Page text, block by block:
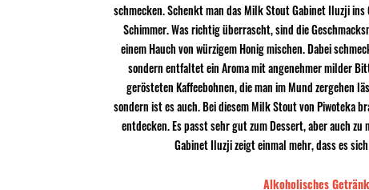
schmecken. Schenkt man das Milk Stout Gabinet Iluzji
Schimmer. Was richtig überrascht, sind die
einem Hauch von würzigem Honig mischen. Dabei
sondern entfaltet ein Aroma mit angenehmer milder
gerösteten Kaffeebohnen, die man im Mund zergehen
sondern ist es auch. Bei diesem Milk Stout von Piwoteka
entdecken. Es passt sehr gut zum Dessert, aber auch
Gabinet Iluzji zeigt einmal mehr, dass es
Alkoholisches